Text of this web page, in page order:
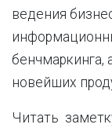
ведения
бенчмаркинга,
новейших
Читать